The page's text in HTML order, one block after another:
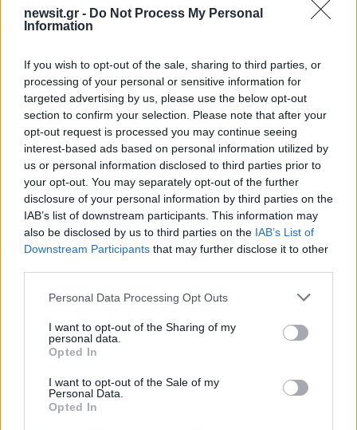
newsit.gr - Do Not Process My Personal
Information
If you wish to opt-out of the sale, sharing to third parties, or
processing of your personal or sensitive information for
targeted advertising by us, please use the below opt-out
section to confirm your selection. Please note that after your
opt-out request is processed you may continue seeing
interest-based ads based on personal information utilized by
us or personal information disclosed to third parties prior to
your opt-out. You may separately opt-out of the further
disclosure of your personal information by third parties on the
IAB’s list of downstream participants. This information may
also be disclosed by us to third parties on the IAB’s List of
Downstream Participants that may further disclose it to other
Please note that this website/app uses one or more Google
not limited to your visit or usage behaviour. You may click to
grant or deny consent to Google and its third-party tags to
use your data for below specified purposes in below Google
consent section.
Personal Data Processing Opt Outs
I want to opt-out of the Sharing of my
personal data.
Opted In
I want to opt-out of the Sale of my
Personal Data.
Opted In
πρέσβης Τζιανλούκα Ρόκκο, που
παρακολούθησε την άσκηση, τόνισε ότι στην
κλιματική αλλαγή που επηρεάζει τις κοινωνίες και
περισσότερο τις τελευταίες μέρες την Ελλάδα, οι
μετανάστες μπορούν να συνεισφέρουν στην
προσπάθεια άμβλυνσης των προβλημάτων. Την
ίδια άποψη εξέφρασε και η αντιπρόσωπος του
Ύπατου Αρμοστή του ΟΗΕ για τους πρόσφυγες
Μαρία Κλάρα Μάρτιν, επισημαίνοντας ότι είναι
ζωτικής σημασίας να βλέπουμε τους πρόσφυγες
μόρφωση και πολύτιμες δεξιότητες.